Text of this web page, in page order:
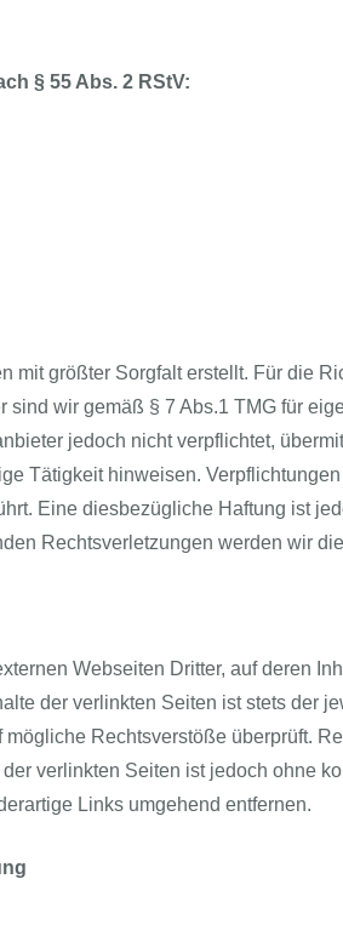
§ 55 Abs. 2 RStV:
mit größter Sorgfalt erstellt. Für die
sind wir gemäß § 7 Abs.1 TMG für
jedoch nicht verpflichtet,
Tätigkeit hinweisen.
Eine diesbezügliche Haftung ist
Rechtsverletzungen werden wir
Webseiten Dritter, auf deren
der verlinkten Seiten ist stets der
Rechtsverstöße überprüft.
verlinkten Seiten ist jedoch ohne
Links umgehend entfernen.